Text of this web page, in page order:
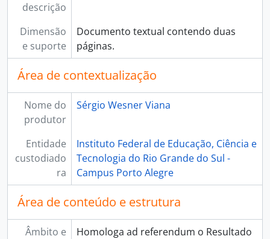
descrição
Dimensão
e suporte
Documento textual contendo duas
páginas.
Área de contextualização
Nome do
produtor
Sérgio Wesner Viana
Entidade
custodiado
ra
Instituto Federal de Educação, Ciência e
Tecnologia do Rio Grande do Sul -
Campus Porto Alegre
Área de conteúdo e estrutura
Âmbito e
Homologa ad referendum o Resultado